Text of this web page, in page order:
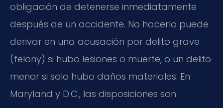
obligación de detenerse inmediatamente
después de un accidente. No hacerlo puede
derivar en una acusación por delito grave
(felony) si hubo lesiones o muerte, o un delito
menor si solo hubo daños materiales. En
Maryland y D.C., las disposiciones son